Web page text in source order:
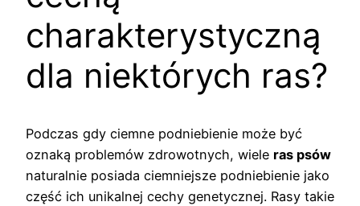
charakterystyczną
dla niektórych ras?
Podczas gdy ciemne podniebienie może być
oznaką problemów zdrowotnych, wiele ras psów
naturalnie posiada ciemniejsze podniebienie jako
część ich unikalnej cechy genetycznej. Rasy takie